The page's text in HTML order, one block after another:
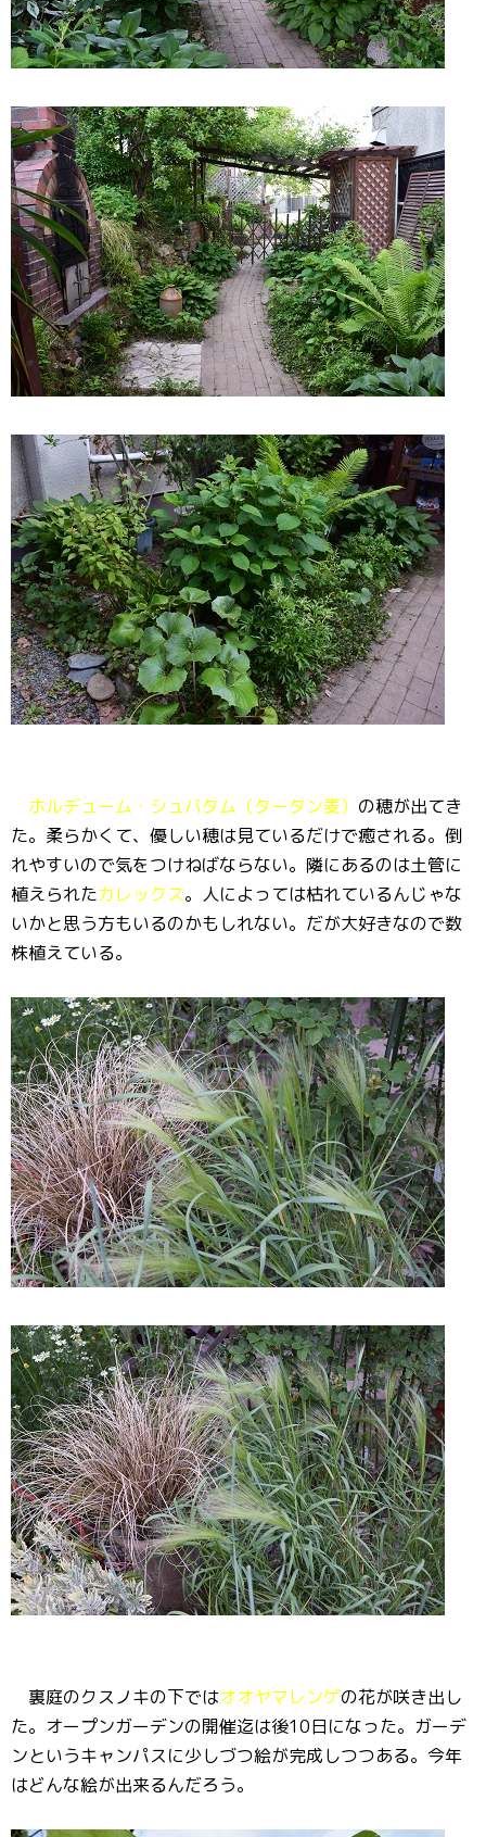
ホルデューム・シュバタム（タータン麦） の穂が出てき
た。柔らかくて、優しい穂は見ているだけで癒される。倒
れやすいので気をつけねばならない。隣にあるのは土管に
植えられたカレックス。人によっては枯れているんじゃな
いかと思う方もいるのかもしれない。だが大好きなので数
株植えている。
裏庭のクスノキの下ではオオヤマレンゲの花が咲き出し
た。オープンガーデンの開催迄は後10日になった。ガーデ
ンというキャンパスに少しづつ絵が完成しつつある。今年
はどんな絵が出来るんだろう。